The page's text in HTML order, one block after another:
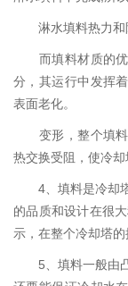
淋水填料热力和阻
而填料材质的优
分，其运行中发挥
表面老化。
变形，整个填料
热交换受阻，使冷却
4、填料是冷却塔
的品质和设计在很
示，在整个冷却塔
5、填料一般由凸